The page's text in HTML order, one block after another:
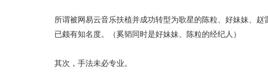
所谓被网易云音乐扶植并成功转型为歌星的陈粒、好妹妹、
已颇有知名度。（奚韬同时是好妹妹、陈粒的经纪人）
其次，手法未必专业。